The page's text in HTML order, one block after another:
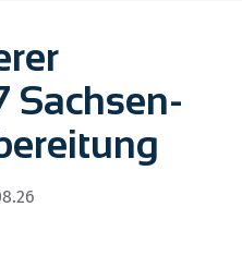
Sachsen-